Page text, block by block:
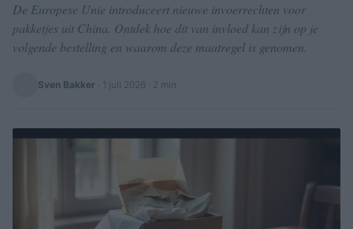
De Europese Unie introduceert nieuwe invoerrechten voor
pakketjes uit China. Ontdek hoe dit van invloed kan zijn op je
volgende bestelling en waarom deze maatregel is genomen.
Sven Bakker 1 juli 2026 · 2 min